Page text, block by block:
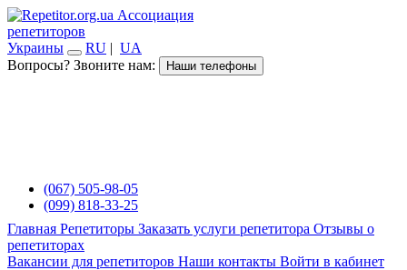
Ассоциация
репетиторов
Украины
RU | UA
Вопросы? Звоните нам:
Наши телефоны
(067) 505-98-05
(099) 818-33-25
Главная Репетиторы Заказать услуги репетитора Отзывы о
репетиторах
Вакансии для репетиторов Наши контакты Войти в кабинет